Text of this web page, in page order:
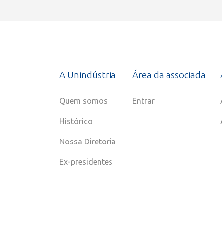
A Unindústria
Quem somos
Histórico
Nossa Diretoria
Ex-presidentes
Área da associada
Entrar